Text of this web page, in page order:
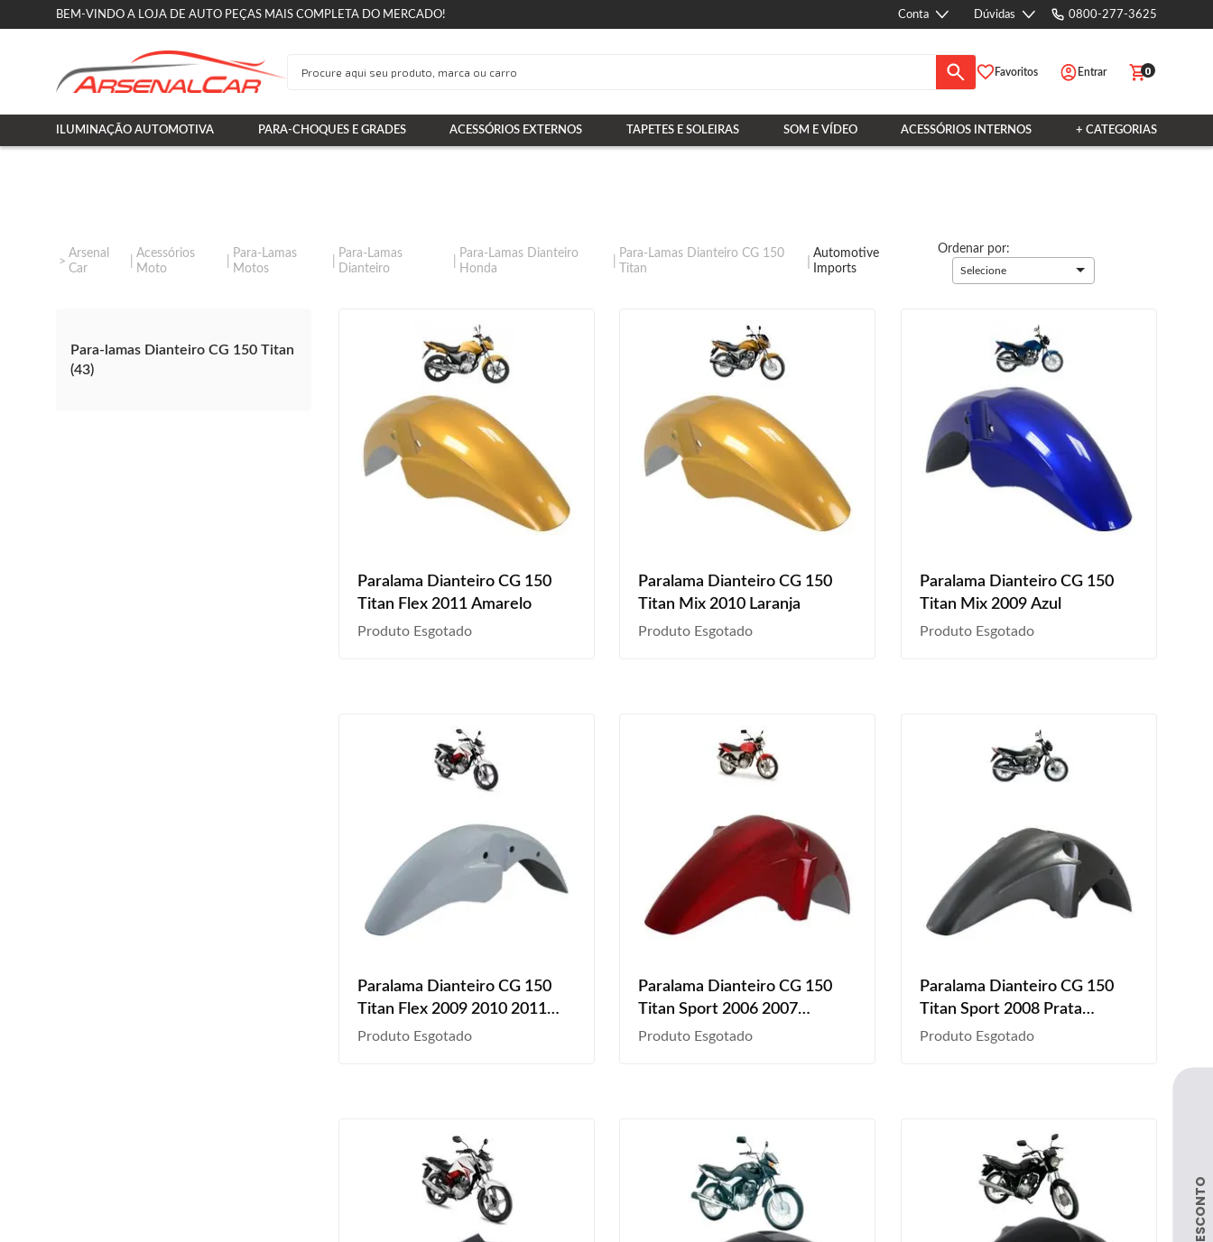
BEM-VINDO A LOJA DE AUTO PEÇAS MAIS COMPLETA DO MERCADO! Conta Dúvidas 0800-277-3625
Favoritos Entrar 0
ILUMINAÇÃO AUTOMOTIVA PARA-CHOQUES E GRADES ACESSÓRIOS EXTERNOS TAPETES E SOLEIRAS SOM E VÍDEO ACESSÓRIOS INTERNOS + CATEGORIAS
Arsenal
Car
Acessórios
Moto
Para-Lamas
Motos
Para-Lamas
Dianteiro
Para-Lamas Dianteiro
Honda
Para-Lamas Dianteiro CG 150
Titan
Automotive
Imports
Ordenar por:
Selecione
Para-lamas Dianteiro CG 150 Titan
(43)
Paralama Dianteiro CG 150
Titan Flex 2011 Amarelo
Produto Esgotado
Paralama Dianteiro CG 150
Titan Mix 2010 Laranja
Produto Esgotado
Paralama Dianteiro CG 150
Titan Mix 2009 Azul
Produto Esgotado
Paralama Dianteiro CG 150
Titan Flex 2009 2010 2011
2012 2013 Branco Perolizado
Produto Esgotado
Paralama Dianteiro CG 150
Titan Sport 2006 2007
Vermelho Liso
Produto Esgotado
Paralama Dianteiro CG 150
Titan Sport 2008 Prata
Metálico Liso
Produto Esgotado